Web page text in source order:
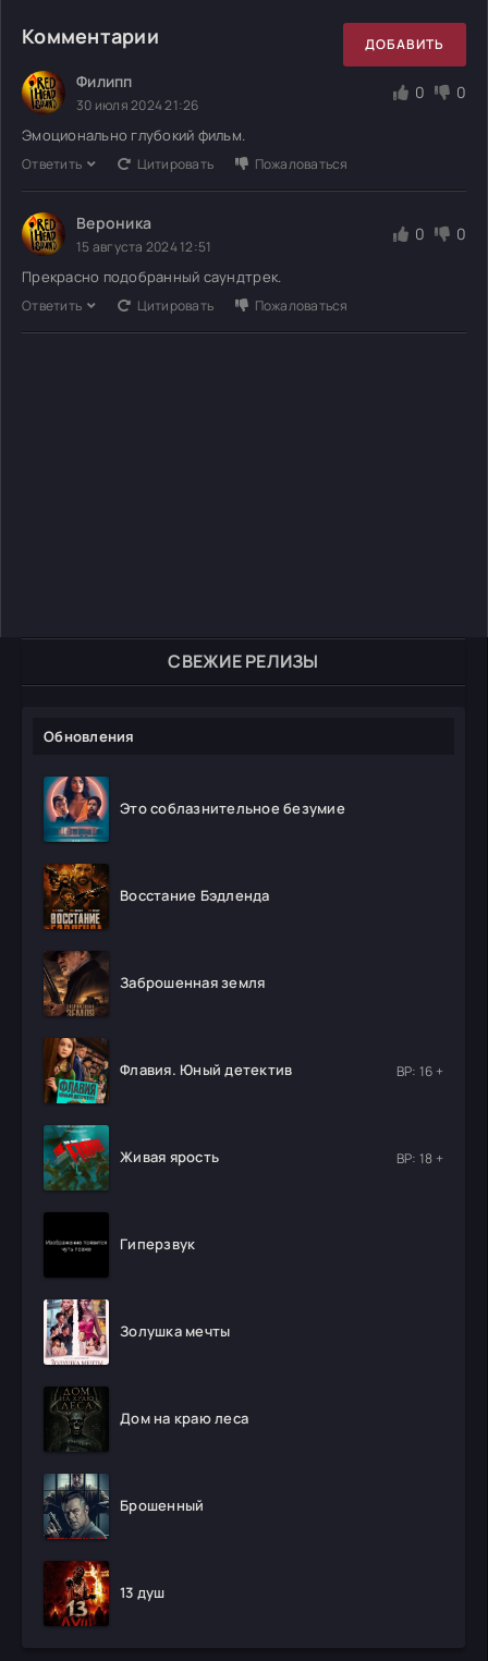
СВЕЖИЕ РЕЛИЗЫ
Обновления
Это соблазнительное безумие
Восстание Бэдленда
Заброшенная земля
Флавия. Юный детектив ВР: 16 +
Живая ярость ВР: 18 +
Гиперзвук
Золушка мечты
Дом на краю леса
Брошенный
13 душ
Комментарии ДОБАВИТЬ
Филипп
30 июля 2024 21:26
0 0
Эмоционально глубокий фильм.
Ответить Цитировать Пожаловаться
Вероника
15 августа 2024 12:51
0 0
Прекрасно подобранный саундтрек.
Ответить Цитировать Пожаловаться